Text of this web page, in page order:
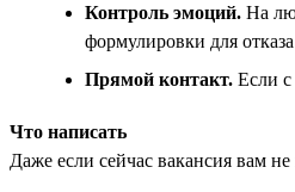
Контроль эмоций. На
формулировки для
Прямой контакт. Если с
Что написать
Даже если сейчас вакансия вам